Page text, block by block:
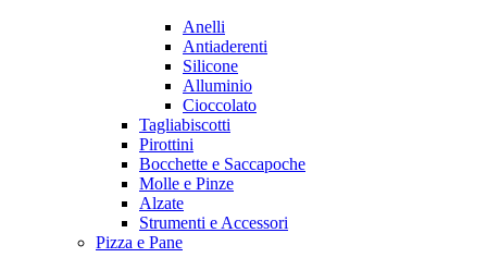
Anelli
Antiaderenti
Silicone
Alluminio
Cioccolato
Tagliabiscotti
Pirottini
Bocchette e Saccapoche
Molle e Pinze
Alzate
Strumenti e Accessori
Pizza e Pane